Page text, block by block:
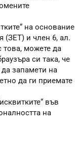
на основание
(ЗЕТ) и член 6, ал.
това, можете да
си така, че
запамети на
да ги приемате
във
на